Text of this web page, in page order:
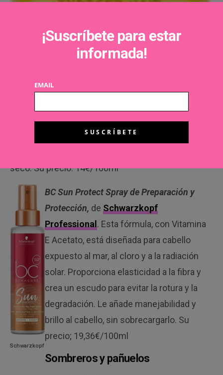
que aporta nutrición, reparación y protección a la
melena. Así se reduce el encrespamiento capilar y
seco. Su precio: 14€/100ml
Schwarzkopf
BC Sun Protect Spray de Preparación y
Protección, de Schwarzkopf
Professional . Esta fórmula, con Vitamina
E Acetato, está diseñada para cabello
expuesto al mar, al cloro y a la radiación
solar. Proporciona elasticidad a la fibra y
crea un escudo para evitar la rotura y la
degradación. Le añade manejabilidad y
brillo al cabello, sin sobrecargarlo. Su
precio; 19,36€/100ml
Sombreros y pañuelos
¡Suscríbete para estar
informada!
EMAIL